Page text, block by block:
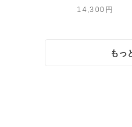
14,300円
もっ